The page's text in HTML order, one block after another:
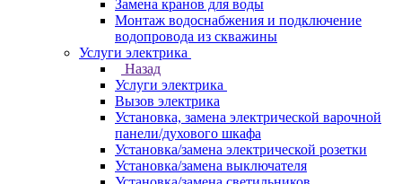
Замена кранов для воды
Монтаж водоснабжения и подключение
водопровода из скважины
Услуги электрика
Назад
Услуги электрика
Вызов электрика
Установка, замена электрической варочной
панели/духового шкафа
Установка/замена электрической розетки
Установка/замена выключателя